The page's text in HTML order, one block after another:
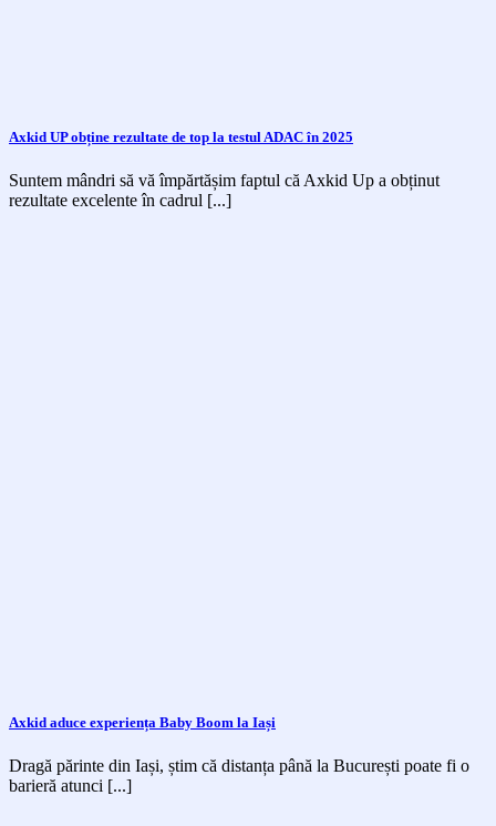
Axkid UP obține rezultate de top la testul ADAC în 2025
Suntem mândri să vă împărtășim faptul că Axkid Up a obținut
rezultate excelente în cadrul [...]
Axkid aduce experiența Baby Boom la Iași
Dragă părinte din Iași, știm că distanța până la București poate fi o
barieră atunci [...]